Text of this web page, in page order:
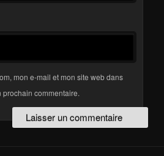
mon e-mail et mon site web dans
commentaire.